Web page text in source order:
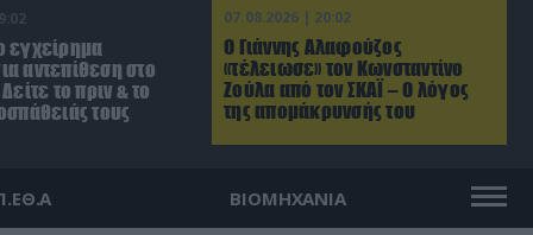
07.08.2026 | 20:02
Ο Γιάννης Αλαφούζος
«τέλειωσε» τον Κωνσταντίνο
Ζούλα από τον ΣΚΑΪ – Ο λόγος
της απομάκρυνσής του
εγχείρημα
αντεπίθεση στο
το πριν & το
τους
ΒΙΟΜΗΧΑΝΙΑ